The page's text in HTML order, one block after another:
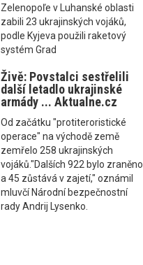
Zelenopoľe v Luhanské oblasti
zabili 23 ukrajinských vojáků,
podle Kyjeva použili raketový
systém Grad
Živě: Povstalci sestřelili
další letadlo ukrajinské
armády ... Aktualne.cz
Od začátku "protiteroristické
operace" na východě země
zemřelo 258 ukrajinských
vojáků."Dalších 922 bylo zraněno
a 45 zůstává v zajetí," oznámil
mluvčí Národní bezpečnostní
rady Andrij Lysenko.